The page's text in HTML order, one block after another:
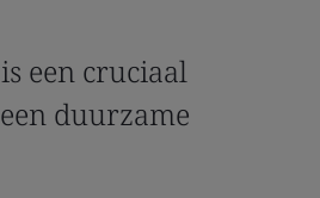
een cruciaal
duurzame